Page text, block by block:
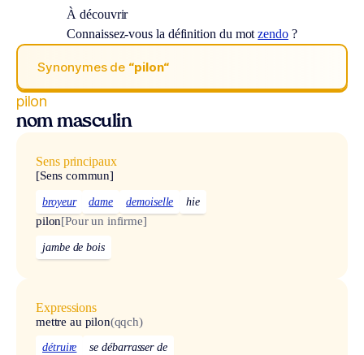
À découvrir
Connaissez-vous la définition du motzendo?
Synonymes de “pilon“
pilon
nom masculin
Sens principaux
[Sens commun]
broyeur dame demoiselle hie
pilon[Pour un infirme]
jambe de bois
Expressions
mettre au pilon(qqch)
détruire se débarrasser de